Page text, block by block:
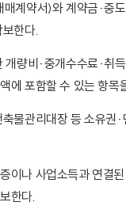
계약서)와 계약금·중
한다.
개량비·중개수수료·취
에 포함할 수 있는 항목
물관리대장 등 소유권·
이나 사업소득과 연결
한다.